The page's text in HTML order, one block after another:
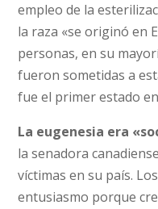
empleo de la
la raza «se originó en
personas, en su
fueron sometidas a
fue el primer estado
La eugenesia era
la senadora
víctimas en su país.
entusiasmo porque